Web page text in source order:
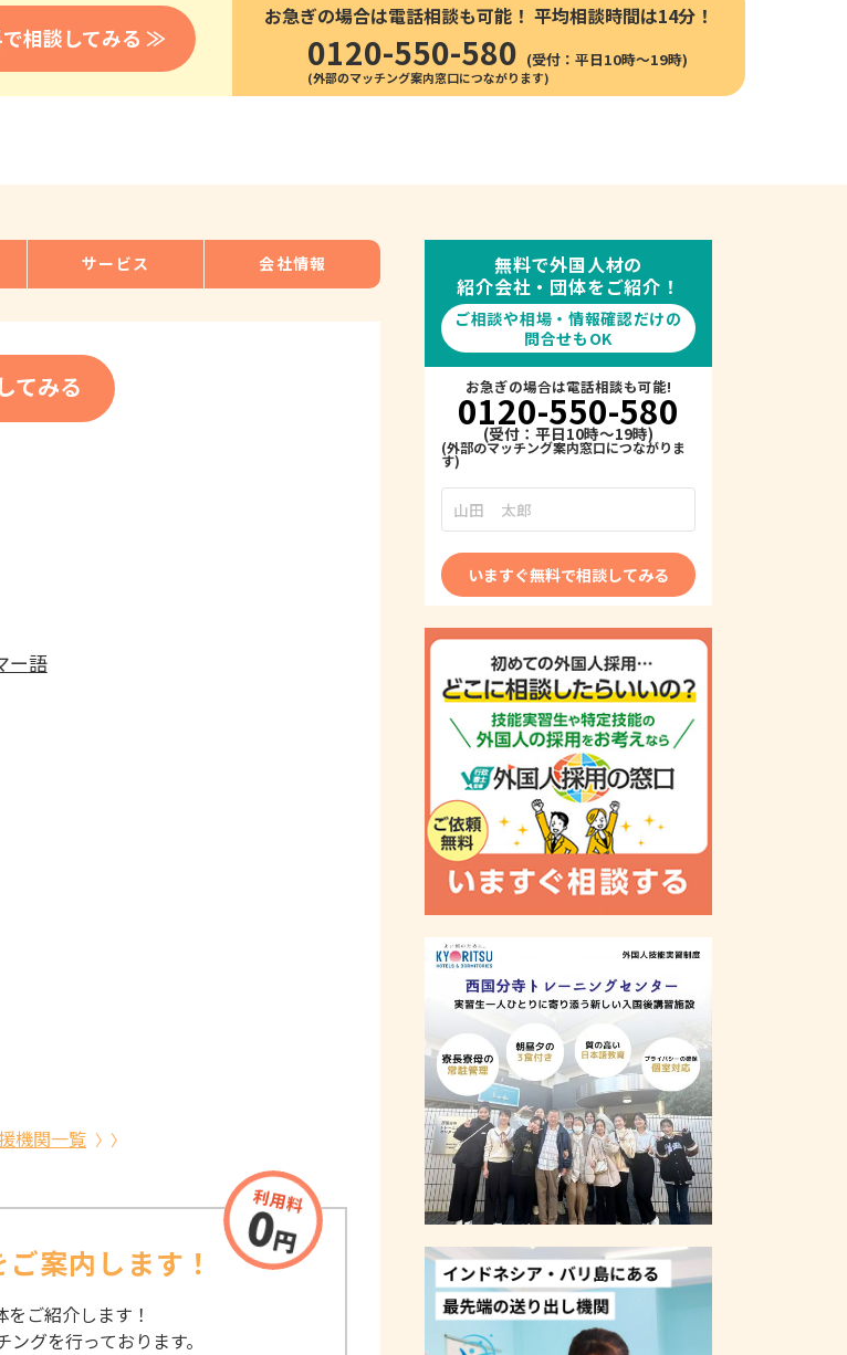
IT
営業
貿易
相談してみる ≫
お急ぎの場合は電話相談も可能！ 平均相談時間は14分！
0120-550-580 (受付：平日10時〜19時)
サービス 会社情報
てみる
ー語
機関一覧
ご案内します！
ご紹介します！
グを行っております。
無料で外国人材の
紹介会社・団体をご紹介！
ご相談や相場・情報確認だけの
問合せもOK
お急ぎの場合は電話相談も可能!
0120-550-580
(受付：平日10時～19時)
いますぐ無料で相談してみる